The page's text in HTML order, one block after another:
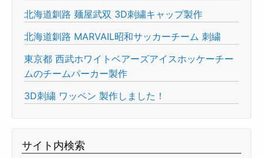
北海道釧路 麺屋武双 3D刺繍キャップ製作
北海道釧路 MARVAIL昭和サッカーチーム 刺繍
東京都 西武ホワイトベアーズアイスホッケーチー
ムのチームパーカー製作
3D刺繍 ワッペン 製作しました！
サイト内検索